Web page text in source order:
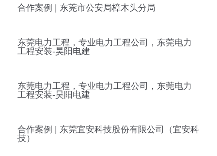
合作案例 | 东莞市公安局樟木头分局
东莞电力工程，专业电力工程公司，东莞电力
工程安装-昊阳电建
东莞电力工程，专业电力工程公司，东莞电力
工程安装-昊阳电建
合作案例 | 东莞宜安科技股份有限公司（宜安科
技）